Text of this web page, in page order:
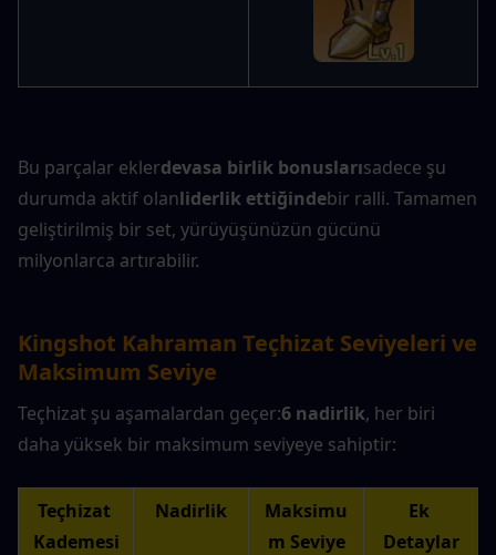
Bu parçalar eklerdevasa birlik bonuslarısadece şu
durumda aktif olanliderlik ettiğindebir ralli. Tamamen
geliştirilmiş bir set, yürüyüşünüzün gücünü
milyonlarca artırabilir.
Kingshot Kahraman Teçhizat Seviyeleri ve
Maksimum Seviye
Teçhizat şu aşamalardan geçer:6 nadirlik, her biri
daha yüksek bir maksimum seviyeye sahiptir:
Teçhizat
Kademesi
Nadirlik
Maksimu
m Seviye
Ek
Detaylar